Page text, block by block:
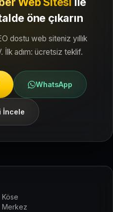
öne çıkarın
dostu web siteniz yıllık
adım: ücretsiz teklif.
WhatsApp
İncele
Köse
Merkez